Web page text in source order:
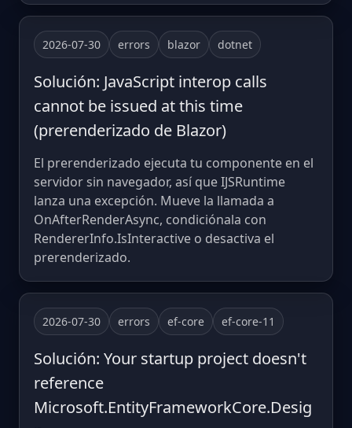
2026-07-30 errors blazor dotnet
Solución: JavaScript interop calls
cannot be issued at this time
(prerenderizado de Blazor)
El prerenderizado ejecuta tu componente en el
servidor sin navegador, así que IJSRuntime
lanza una excepción. Mueve la llamada a
OnAfterRenderAsync, condiciónala con
RendererInfo.IsInteractive o desactiva el
prerenderizado.
2026-07-30 errors ef-core ef-core-11
Solución: Your startup project doesn't
reference
Microsoft.EntityFrameworkCore.Desig